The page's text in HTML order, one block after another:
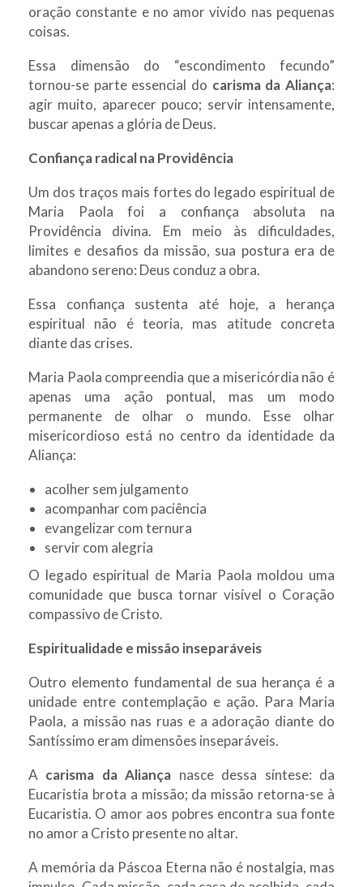
oração constante e no amor vivido nas pequenas
coisas.
Essa dimensão do “escondimento fecundo”
tornou-se parte essencial do carisma da Aliança:
agir muito, aparecer pouco; servir intensamente,
buscar apenas a glória de Deus.
Confiança radical na Providência
Um dos traços mais fortes do legado espiritual de
Maria Paola foi a confiança absoluta na
Providência divina. Em meio às dificuldades,
limites e desafios da missão, sua postura era de
abandono sereno: Deus conduz a obra.
Essa confiança sustenta até hoje, a herança
espiritual não é teoria, mas atitude concreta
diante das crises.
Maria Paola compreendia que a misericórdia não é
apenas uma ação pontual, mas um modo
permanente de olhar o mundo. Esse olhar
misericordioso está no centro da identidade da
Aliança:
acolher sem julgamento
acompanhar com paciência
evangelizar com ternura
servir com alegria
O legado espiritual de Maria Paola moldou uma
comunidade que busca tornar visível o Coração
compassivo de Cristo.
Espiritualidade e missão inseparáveis
Outro elemento fundamental de sua herança é a
unidade entre contemplação e ação. Para Maria
Paola, a missão nas ruas e a adoração diante do
Santíssimo eram dimensões inseparáveis.
A carisma da Aliança nasce dessa síntese: da
Eucaristia brota a missão; da missão retorna-se à
Eucaristia. O amor aos pobres encontra sua fonte
no amor a Cristo presente no altar.
A memória da Páscoa Eterna não é nostalgia, mas